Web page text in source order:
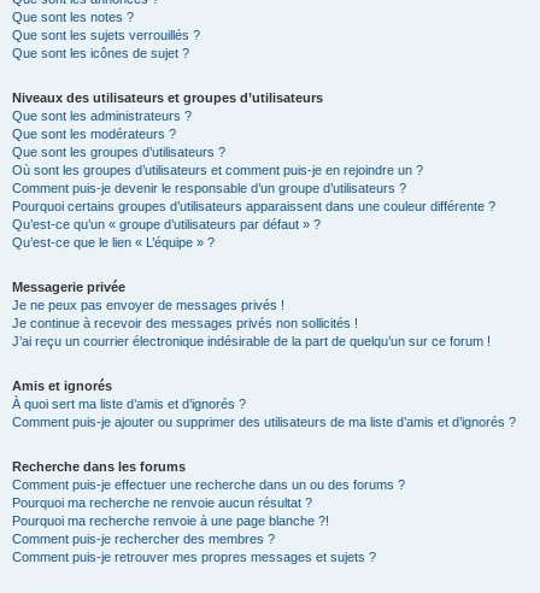
Que sont les notes ?
Que sont les sujets verrouillés ?
Que sont les icônes de sujet ?
Niveaux des utilisateurs et groupes d’utilisateurs
Que sont les administrateurs ?
Que sont les modérateurs ?
Que sont les groupes d’utilisateurs ?
Où sont les groupes d’utilisateurs et comment puis-je en rejoindre un ?
Comment puis-je devenir le responsable d’un groupe d’utilisateurs ?
Pourquoi certains groupes d’utilisateurs apparaissent dans une couleur différente ?
Qu’est-ce qu’un « groupe d’utilisateurs par défaut » ?
Qu’est-ce que le lien « L’équipe » ?
Messagerie privée
Je ne peux pas envoyer de messages privés !
Je continue à recevoir des messages privés non sollicités !
J’ai reçu un courrier électronique indésirable de la part de quelqu’un sur ce forum !
Amis et ignorés
À quoi sert ma liste d’amis et d’ignorés ?
Comment puis-je ajouter ou supprimer des utilisateurs de ma liste d’amis et d’ignorés ?
Recherche dans les forums
Comment puis-je effectuer une recherche dans un ou des forums ?
Pourquoi ma recherche ne renvoie aucun résultat ?
Pourquoi ma recherche renvoie à une page blanche ?!
Comment puis-je rechercher des membres ?
Comment puis-je retrouver mes propres messages et sujets ?